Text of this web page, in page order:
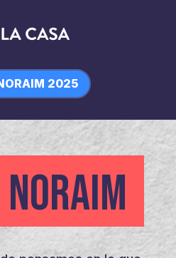
2025
NORAIM